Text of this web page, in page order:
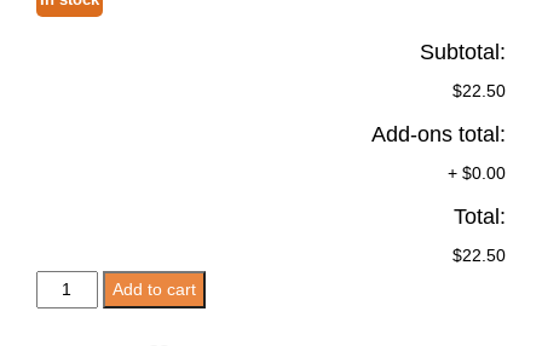
Subtotal:
$22.50
Add-ons total:
+ $0.00
Total:
$22.50
MESA
HERO
Add to cart